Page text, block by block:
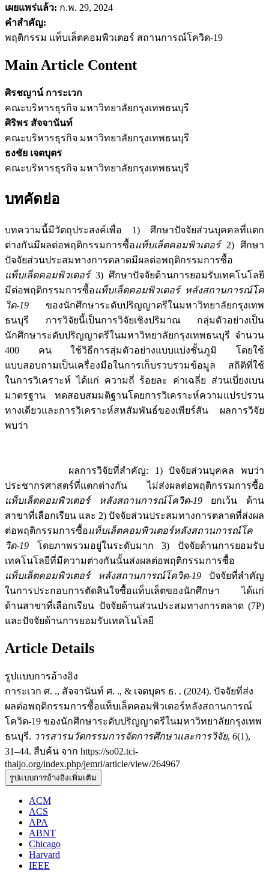
เผยแพร่แล้ว: ก.พ. 29, 2024
คำสำคัญ:
พฤติกรรม แท็บเล็ตคอมพิวเตอร์ สถานการณ์โควิด-19
Main Article Content
ศิรชญาน์ การะเวก
คณะบริหารธุรกิจ มหาวิทยาลัยกรุงเทพธนบุรี
ศิริพร สัจจานันท์
คณะบริหารธุรกิจ มหาวิทยาลัยกรุงเทพธนบุรี
ธงชัย เจตบุตร
คณะบริหารธุรกิจ มหาวิทยาลัยกรุงเทพธนบุรี
บทคัดย่อ
บทความนี้มีวัตถุประสงค์เพื่อ 1) ศึกษาปัจจัยส่วนบุคคลที่แตก
ต่างกันมีผลต่อพฤติกรรมการซื้อแท็บเล็ตคอมพิวเตอร์2) ศึกษา
ปัจจัยส่วนประสมทางการตลาดมีผลต่อพฤติกรรมการซื้อ
แท็บเล็ตคอมพิวเตอร์3) ศึกษาปัจจัยด้านการยอมรับเทคโนโลยี
มีต่อพฤติกรรมการซื้อแท็บเล็ตคอมพิวเตอร์ หลังสถานการณ์โค
วิด-19 ของนักศึกษาระดับปริญญาตรีในมหาวิทยาลัยกรุงเทพ
ธนบุรี การวิจัยนี้เป็นการวิจัยเชิงปริมาณ กลุ่มตัวอย่างเป็น
นักศึกษาระดับปริญญาตรีในมหาวิทยาลัยกรุงเทพธนบุรี จำนวน
400 คน ใช้วิธีการสุ่มตัวอย่างแบบแบ่งชั้นภูมิ โดยใช้
แบบสอบถามเป็นเครื่องมือในการเก็บรวบรวมข้อมูล สถิติที่ใช้
ในการวิเคราะห์ ได้แก่ ความถี่ ร้อยละ ค่าเฉลี่ย ส่วนเบี่ยงเบน
มาตรฐาน ทดสอบสมมติฐานโดยการวิเคราะห์ความแปรปรวน
ทางเดียวและการวิเคราะห์สหสัมพันธ์ของเพียร์สัน ผลการวิจัย
พบว่า
ผลการวิจัยที่สำคัญ: 1) ปัจจัยส่วนบุคคล พบว่า
ประชากรศาสตร์ที่แตกต่างกัน ไม่ส่งผลต่อพฤติกรรมการซื้อ
แท็บเล็ตคอมพิวเตอร์ หลังสถานการณ์โควิด-19ยกเว้น ด้าน
สาขาที่เลือกเรียน และ 2) ปัจจัยส่วนประสมทางการตลาดที่ส่งผล
ต่อพฤติกรรมการซื้อแท็บเล็ตคอมพิวเตอร์หลังสถานการณ์โค
วิด-19 โดยภาพรวมอยู่ในระดับมาก 3) ปัจจัยด้านการยอมรับ
เทคโนโลยีที่มีความต่างกันนั้นส่งผลต่อพฤติกรรมการซื้อ
แท็บเล็ตคอมพิวเตอร์ หลังสถานการณ์โควิด-19 ปัจจัยที่สำคัญ
ในการประกอบการตัดสินใจซื้อแท็บเล็ตของนักศึกษา ได้แก่
ด้านสาขาที่เลือกเรียน ปัจจัยด้านส่วนประสมทางการตลาด (7P)
และปัจจัยด้านการยอมรับเทคโนโลยี
Article Details
รูปแบบการอ้างอิง
การะเวก ศ. ., สัจจานันท์ ศ. ., & เจตบุตร ธ. . (2024). ปัจจัยที่ส่ง
ผลต่อพฤติกรรมการซื้อแท็บเล็ตคอมพิวเตอร์หลังสถานการณ์
โควิด-19 ของนักศึกษาระดับปริญญาตรีในมหาวิทยาลัยกรุงเทพ
ธนบุรี. วารสารนวัตกรรมการจัดการศึกษาและการวิจัย, 6(1),
31–44. สืบค้น จาก https://so02.tci-
thaijo.org/index.php/jemri/article/view/264967
รูปแบบการอ้างอิงเพิ่มเติม
ACM
ACS
APA
ABNT
Chicago
Harvard
IEEE